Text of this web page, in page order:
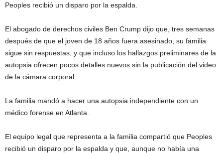
Peoples recibió un disparo por la espalda.
El abogado de derechos civiles Ben Crump dijo que, tres semanas
después de que el joven de 18 años fuera asesinado, su familia
sigue sin respuestas, y que incluso los hallazgos preliminares de la
autopsia ofrecen pocos detalles nuevos sin la publicación del video
de la cámara corporal.
La familia mandó a hacer una autopsia independiente con un
médico forense en Atlanta.
El equipo legal que representa a la familia compartió que Peoples
recibió un disparo por la espalda y que, aunque no había una